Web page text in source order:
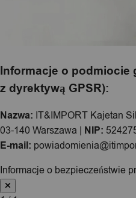
Informacje o podmiocie
z dyrektywą GPSR):
Nazwa: IT&IMPORT Kajetan
03-140 Warszawa | NIP:
E-mail:
Informacje o bezpieczeństwie